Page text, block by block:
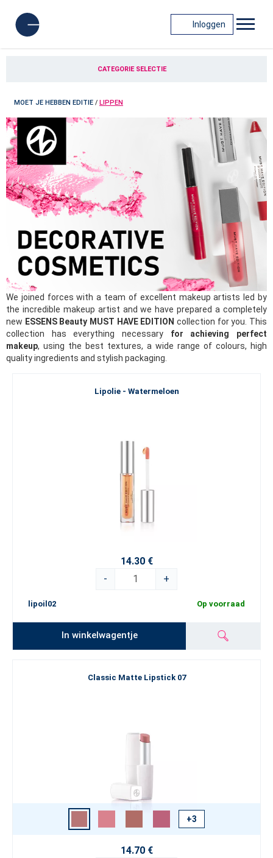
Inloggen
CATEGORIE SELECTIE
MOET JE HEBBEN EDITIE / LIPPEN
We joined forces with a team of excellent makeup artists led by
the incredible makeup artist and we have prepared a completely
new ESSENS Beauty MUST HAVE EDITION collection for you. This
collection has everything necessary for achieving perfect
makeup, using the best textures, a wide range of colours, high
quality ingredients and stylish packaging.
Lipolie - Watermeloen
14.30 €
-
+
lipoil02 Op voorraad
In winkelwagentje
Classic Matte Lipstick 07
+3
14.70 €